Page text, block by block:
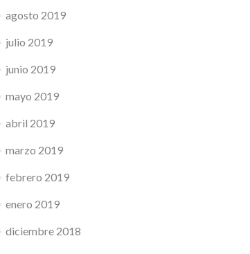
agosto 2019
julio 2019
junio 2019
mayo 2019
abril 2019
marzo 2019
febrero 2019
enero 2019
diciembre 2018